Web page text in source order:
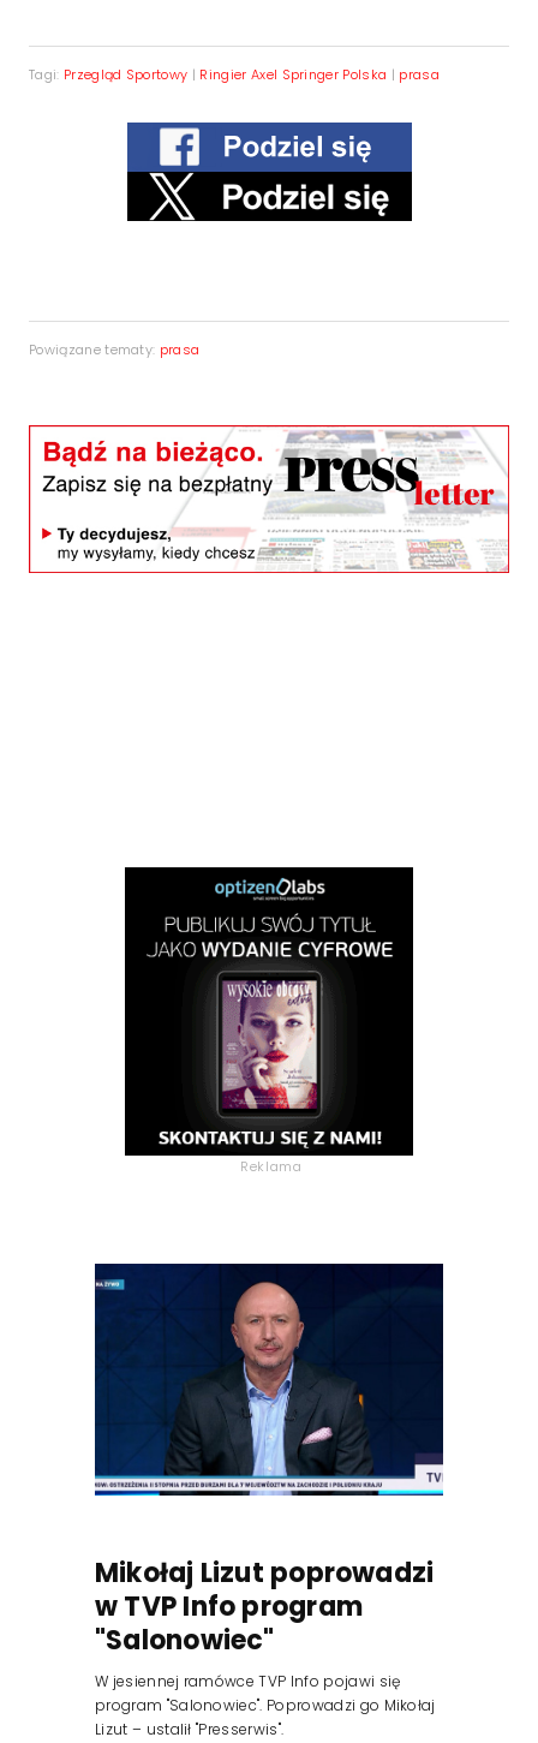
Tagi: Przegląd Sportowy | Ringier Axel Springer Polska | prasa
Powiązane tematy: prasa
Reklama
Mikołaj Lizut poprowadzi
w TVP Info program
"Salonowiec"
W jesiennej ramówce TVP Info pojawi się
program "Salonowiec". Poprowadzi go Mikołaj
Lizut – ustalił "Presserwis".